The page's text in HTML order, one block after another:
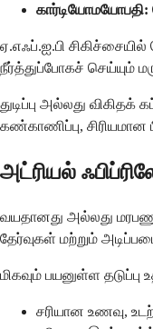
கார்டியோமயோபதி:
ஏ.எஃப்.ஐ.பி
நீர்த்துப்போகச் செய்யும்
துடிப்பு அல்லது
கண்காணிப்பு, சிரியமான
அட்ரியல்
வயதானது அல்லது
தேர்வுகள் மற்றும்
மிகவும் பயனுள்ள
சரியான உணவு,